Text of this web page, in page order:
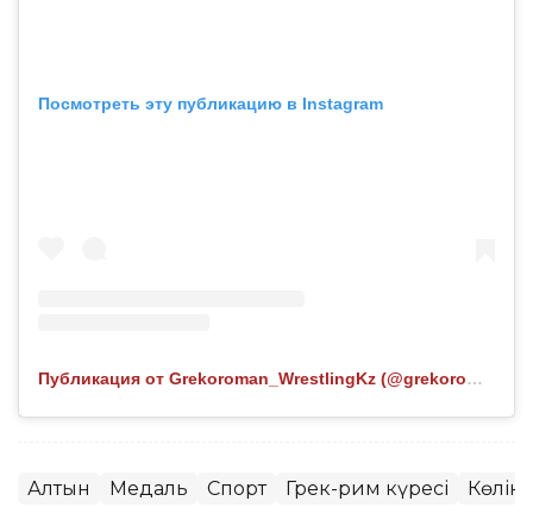
Посмотреть эту публикацию в Instagram
Публикация от Grekoroman_WrestlingKz (@grekoroman_wrestlingkz)
Алтын Медаль Спорт Грек-рим күресі Көлік